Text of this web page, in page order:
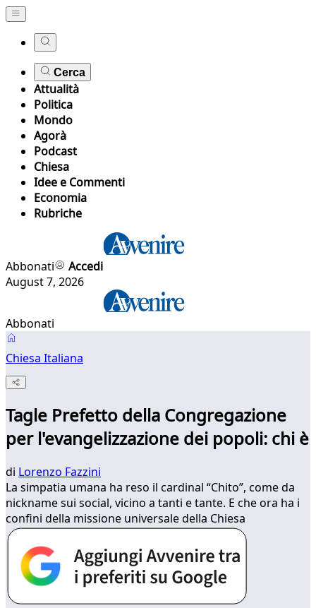
Cerca
Attualità
Politica
Mondo
Agorà
Podcast
Chiesa
Idee e Commenti
Economia
Rubriche
Abbonati
Accedi
August 7, 2026
Abbonati
Chiesa Italiana
Tagle Prefetto della Congregazione
per l'evangelizzazione dei popoli: chi è
di Lorenzo Fazzini
La simpatia umana ha reso il cardinal “Chito”, come da
nickname sui social, vicino a tanti e tante. E che ora ha i
confini della missione universale della Chiesa